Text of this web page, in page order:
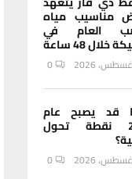
مناسيب مياه
العام في
خلال 48 ساعة
0
قد يصبح عام
2028 نقطة تحول
0